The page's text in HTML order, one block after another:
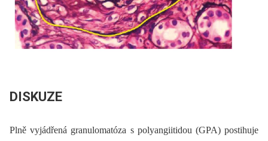
DISKUZE
Plně vyjádřená granulomatóza s polyangiitidou (GPA) postihuje